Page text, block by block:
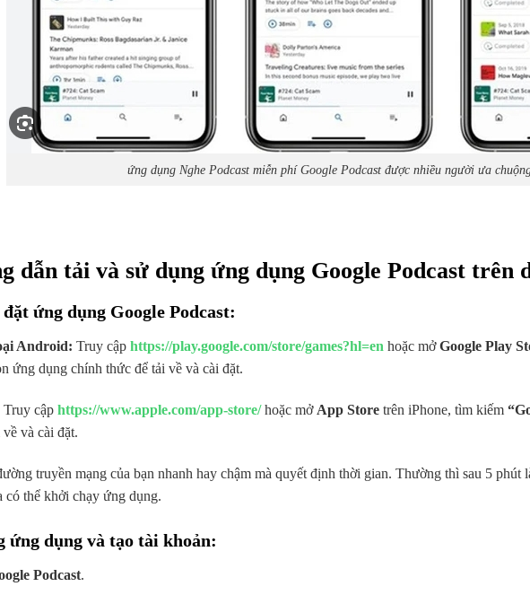
ứng dụng Nghe Podcast miễn phí Google Podcast được nhiều người ưa
dẫn tải và sử dụng ứng dụng Google Podcast trên
ứng dụng Google Podcast:
Android: Truy cập https://play.google.com/store/games?hl=en hoặc mởGoogle Play
ứng dụng chính thức để tải về và cài đặt.
Truy cập https://www.apple.com/app-store/hoặc mở App Storetrên iPhone, tìm kiếm
và cài đặt.
truyền mạng của bạn nhanh hay chậm mà quyết định thời gian. Thường thì sau 5 phút
có thể khởi chạy ứng dụng.
ứng dụng và tạo tài khoản:
Podcast.